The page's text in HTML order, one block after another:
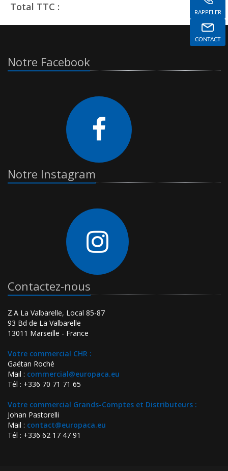
Total TTC : 0 €
Notre Facebook
Notre Instagram
Contactez-nous
Z.A La Valbarelle, Local 85-87
93 Bd de La Valbarelle
13011 Marseille - France
Votre commercial CHR :
Gaëtan Roché
Mail : commercial@europaca.eu
Tél : +336 70 71 71 65
Votre commercial Grands-Comptes et Distributeurs :
Johan Pastorelli
Mail : contact@europaca.eu
Tél : +336 62 17 47 91
RAPPELER
CONTACT